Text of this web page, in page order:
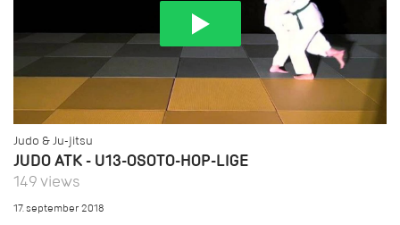
Judo & Ju-jitsu
JUDO ATK - U13-OSOTO-HOP-LIGE
149 views
17. september 2018